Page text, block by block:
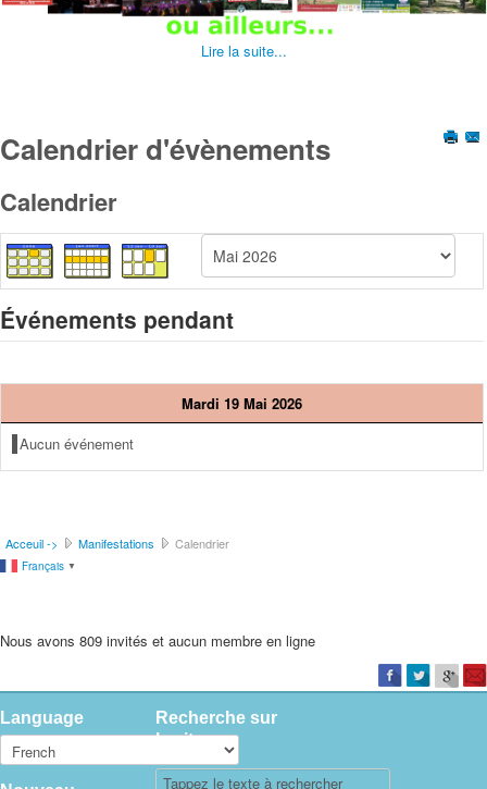
Lire la suite...
Calendrier d'évènements
Calendrier
Événements pendant
Mardi 19 Mai 2026
Aucun événement
Acceuil -> Manifestations Calendrier
Français ▼
Nous avons 809 invités et aucun membre en ligne
Language
Recherche sur
le site